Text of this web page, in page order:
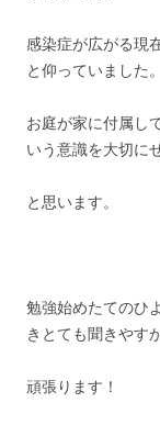
感染症が広がる現
と仰っていました。
お庭が家に付属し
いう意識を大切に
と思います。
勉強始めたてのひ
きとても聞きやす
頑張ります！